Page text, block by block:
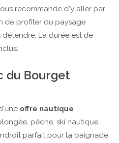
recommande d'y aller par
de profiter du paysage
La durée est de
du Bourget
offre nautique
pêche, ski nautique,
parfait pour la baignade,